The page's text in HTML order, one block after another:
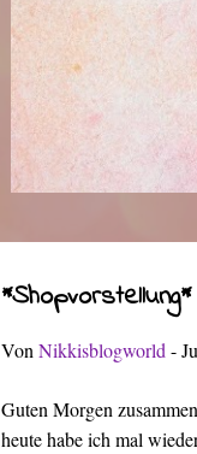
Von Nikkisblogworld -
Guten Morgen
heute habe ich mal